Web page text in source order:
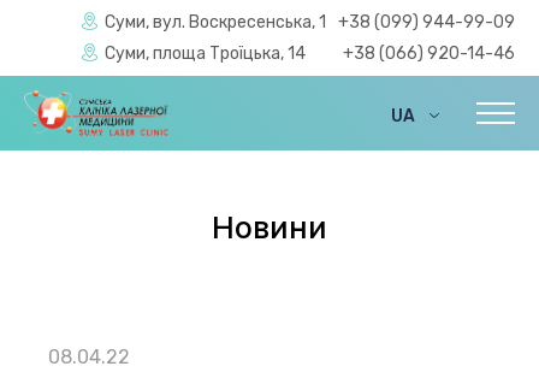
Суми, вул. Воскресенська, 1
+38 (099) 944-99-09
Суми, площа Троїцька, 14
+38 (066) 920-14-46
UA
Новини
08.04.22